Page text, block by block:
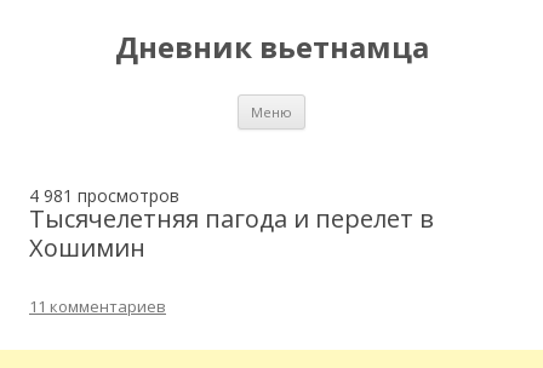
Дневник вьетнамца
Меню
4 981 просмотров
Тысячелетняя пагода и перелет в
Хошимин
11 комментариев